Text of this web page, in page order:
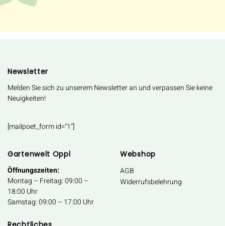
Newsletter
Melden Sie sich zu unserem Newsletter an und verpassen Sie keine
Neuigkeiten!
[mailpoet_form id="1"]
Gartenwelt Oppl
Öffnungszeiten:
Montag – Freitag: 09:00 –
18:00 Uhr
Samstag: 09:00 – 17:00 Uhr
Webshop
AGB
Widerrufsbelehrung